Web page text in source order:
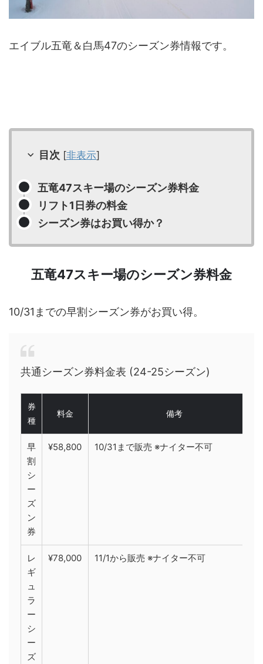
エイブル五竜＆白馬47のシーズン券情報です。
目次 [非表示]
五竜47スキー場のシーズン券料金
リフト1日券の料金
シーズン券はお買い得か？
五竜47スキー場のシーズン券料金
10/31までの早割シーズン券がお買い得。
共通シーズン券料金表 (24-25シーズン)
券
種
料金 備考
早
割
シ
ー
ズ
ン
券
¥58,800 10/31まで販売 ※ナイター不可
レ
ギ
ュ
ラ
ー
シ
ー
ズ
¥78,000 11/1から販売 ※ナイター不可